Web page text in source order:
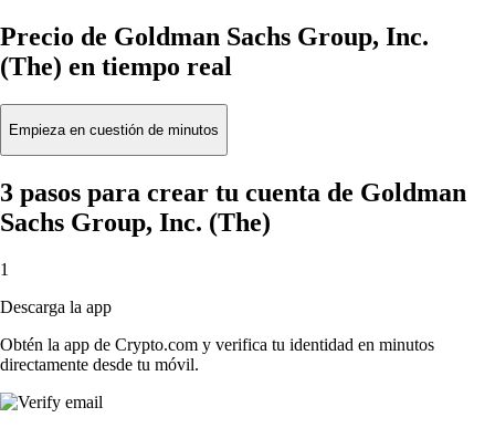
Precio de Goldman Sachs Group, Inc.
(The) en tiempo real
Empieza en cuestión de minutos
3 pasos para crear tu cuenta de Goldman
Sachs Group, Inc. (The)
1
Descarga la app
Obtén la app de Crypto.com y verifica tu identidad en minutos
directamente desde tu móvil.